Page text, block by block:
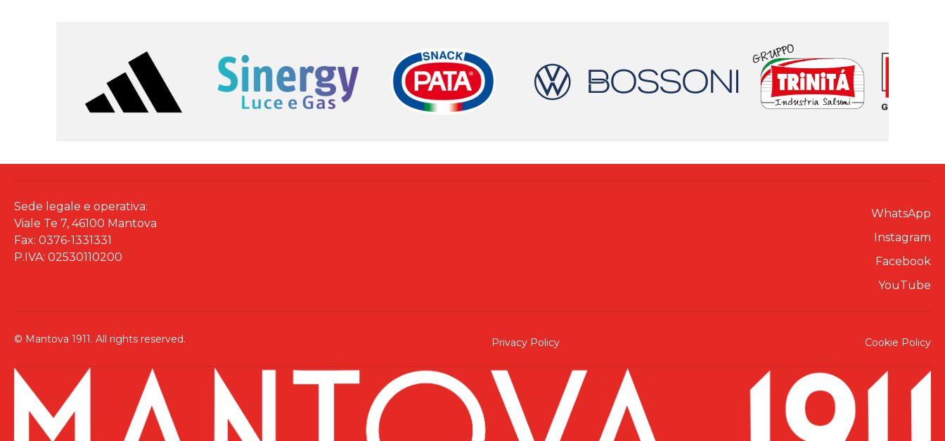
Sede legale e operativa:
Viale Te 7, 46100 Mantova
Fax: 0376-1331331
P.IVA: 02530110200
WhatsApp
Instagram
Facebook
YouTube
© Mantova 1911. All rights reserved. Privacy Policy Cookie Policy